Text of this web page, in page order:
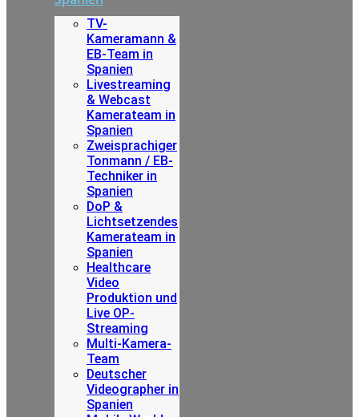
TV-
Kameramann &
EB-Team in
Spanien
Livestreaming
& Webcast
Kamerateam in
Spanien
Zweisprachiger
Tonmann / EB-
Techniker in
Spanien
DoP &
Lichtsetzendes
Kamerateam in
Spanien
Healthcare
Video
Produktion und
Live OP-
Streaming
Multi-Kamera-
Team
Deutscher
Videographer in
Spanien